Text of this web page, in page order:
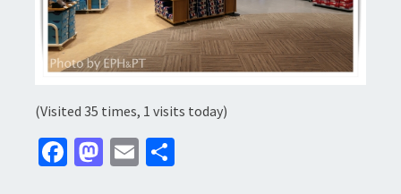
(Visited 35 times, 1 visits today)
Fa M E